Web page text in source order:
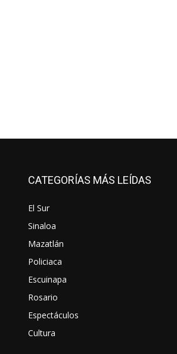
CATEGORÍAS MÁS LEÍDAS
El Sur
Sinaloa
Mazatlán
Policiaca
Escuinapa
Rosario
Espectáculos
Cultura